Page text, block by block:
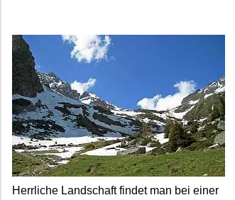
Herrliche Landschaft findet man bei einer